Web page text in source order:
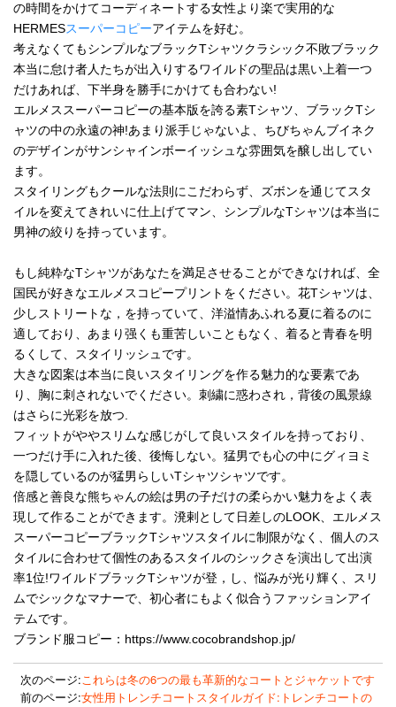
の時間をかけてコーディネートする女性より楽で実用的な
HERMESスーパーコピーアイテムを好む。
考えなくてもシンプルなブラックTシャツクラシック不敗ブラック
本当に怠け者人たちが出入りするワイルドの聖品は黒い上着一つ
だけあれば、下半身を勝手にかけても合わない!
エルメススーパーコピーの基本版を誇る素Tシャツ、ブラックTシ
ャツの中の永遠の神!あまり派手じゃないよ、ちびちゃんブイネク
のデザインがサンシャインボーイッシュな雰囲気を醸し出してい
ます。
スタイリングもクールな法則にこだわらず、ズボンを通じてスタ
イルを変えてきれいに仕上げてマン、シンプルなTシャツは本当に
男神の絞りを持っています。
もし純粋なTシャツがあなたを満足させることができなければ、全
国民が好きなエルメスコピープリントをください。花Tシャツは、
少しストリートな，を持っていて、洋溢情あふれる夏に着るのに
適しており、あまり强くも重苦しいこともなく、着ると青春を明
るくして、スタイリッシュです。
大きな図案は本当に良いスタイリングを作る魅力的な要素であ
り、胸に刺されないでください。刺繍に惑わされ，背後の風景線
はさらに光彩を放つ.
フィットがややスリムな感じがして良いスタイルを持っており、
一つだけ手に入れた後、後悔しない。猛男でも心の中にグィヨミ
を隠しているのが猛男らしいTシャツシャツです。
倍感と善良な熊ちゃんの絵は男の子だけの柔らかい魅力をよく表
現して作ることができます。溌剌として日差しのLOOK、エルメス
スーパーコピーブラックTシャツスタイルに制限がなく、個人のス
タイルに合わせて個性のあるスタイルのシックさを演出して出演
率1位!ワイルドブラックTシャツが登，し、悩みが光り輝く、スリ
ムでシックなマナーで、初心者にもよく似合うファッションアイ
テムです。
ブランド服コピー：https://www.cocobrandshop.jp/
次のページ:これらは冬の6つの最も革新的なコートとジャケットです
前のページ:女性用トレンチコートスタイルガイド:トレンチコートの